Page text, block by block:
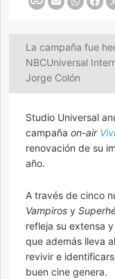
La campaña fue
NBCUniversal
Jorge Colón
Studio Universal
campaña on-air
renovación de su
año.
A través de cinco
Vampiros y
refleja su extensa
que además lleva
revivir e
buen cine genera.